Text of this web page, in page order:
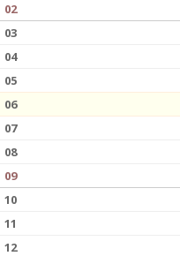
02
03
04
05
06
07
08
09
10
11
12